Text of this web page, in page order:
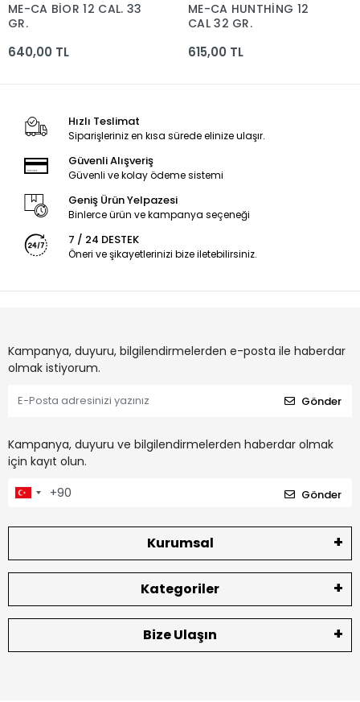
ME-CA BİOR 12 CAL. 33
GR.
640,00 TL
ME-CA HUNTHİNG 12
CAL 32 GR.
615,00 TL
Hızlı Teslimat
Siparişleriniz en kısa sürede elinize ulaşır.
Güvenli Alışveriş
Güvenli ve kolay ödeme sistemi
Geniş Ürün Yelpazesi
Binlerce ürün ve kampanya seçeneği
7 / 24 DESTEK
Öneri ve şikayetlerinizi bize iletebilirsiniz.
Kampanya, duyuru, bilgilendirmelerden e-posta ile haberdar
olmak istiyorum.
Gönder
Kampanya, duyuru ve bilgilendirmelerden haberdar olmak
için kayıt olun.
Gönder
Kurumsal
Kategoriler
Bize Ulaşın